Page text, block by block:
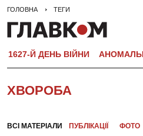
ГОЛОВНА ТЕГИ
1627-Й ДЕНЬ ВІЙНИ
ХВОРОБА
ВСІ МАТЕРІАЛИ ПУБЛІКАЦІЇ ФОТО